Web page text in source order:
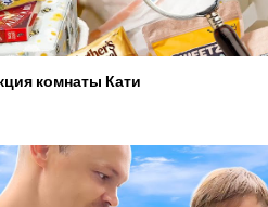
комнаты Кати